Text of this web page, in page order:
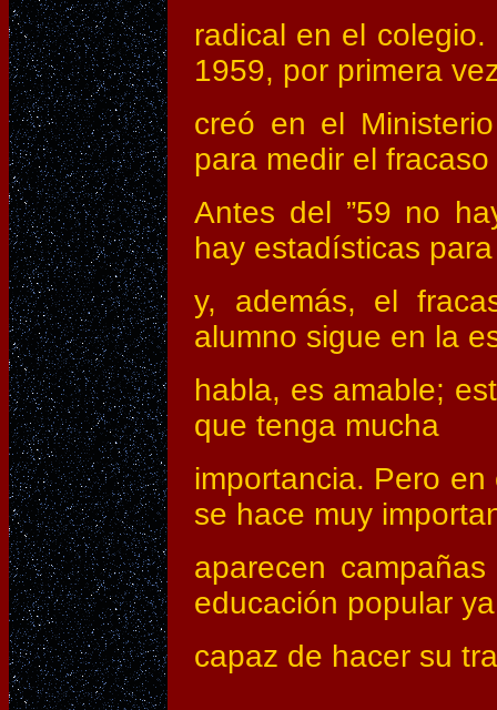
radical en el
1959, por primera
creó en el
para medir el fracaso
Antes del ”59 no
hay estadísticas
y, además, el
alumno sigue en la
habla, es amable;
que tenga mucha
importancia. Pero
se hace muy
aparecen
educación popular
capaz de hacer su